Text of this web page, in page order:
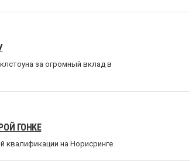
за огромный вклад в
ГОНКЕ
на Норисринге.